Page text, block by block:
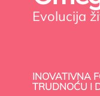
Evolucija
INOVATIVNA
TRUDNOĆU I